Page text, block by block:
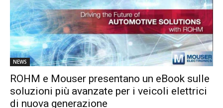
NEWS
ROHM e Mouser presentano un eBook sulle
soluzioni più avanzate per i veicoli elettrici
di nuova generazione